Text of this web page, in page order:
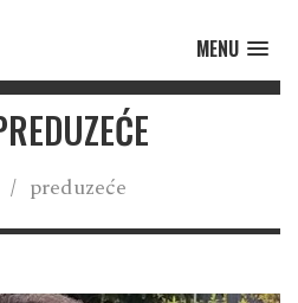
MENU
/ preduzeće